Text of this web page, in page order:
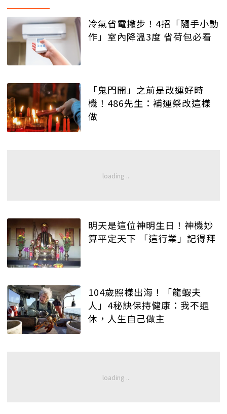
冷氣省電撇步！4招「隨手小動
作」室內降溫3度 省荷包必看
「鬼門開」之前是改運好時
機！486先生：補運祭改這樣
做
明天是這位神明生日！神機妙
算平定天下 「這行業」記得拜
104歲照樣出海！「龍蝦夫
人」4秘訣保持健康：我不退
休，人生自己做主